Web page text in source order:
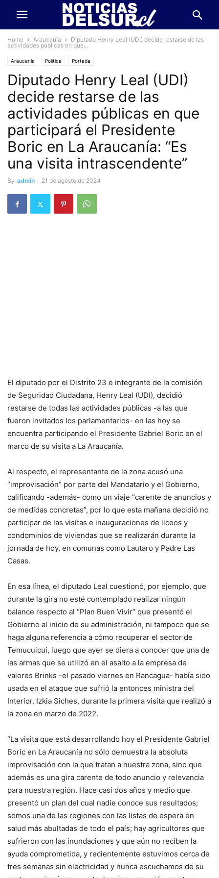
Home Araucanía
Diputado Henry Leal (UDI) decide restarse de las
actividades públicas en que...
Araucanía Politica Portada
Diputado Henry Leal (UDI)
decide restarse de las
actividades públicas en que
participará el Presidente
Boric en La Araucanía: “Es
una visita intrascendente”
By admin - 21 de agosto de 2024
El diputado por el Distrito 23 e integrante de la comisión
de Seguridad Ciudadana, Henry Leal (UDI), decidió
restarse de todas las actividades públicas -a las que
fueron invitados los parlamentarios- en las hoy se
encuentra participando el Presidente Gabriel Boric en el
marco de su visita a La Araucanía.
Al respecto, el representante de la zona acusó una
“improvisación” por parte del Mandatario y el Gobierno,
calificando -además- como un viaje “carente de anuncios y
de medidas concretas”, por lo que esta mañana decidió no
participar de las visitas e inauguraciones de liceos y
condominios de viviendas que se realizarán durante la
jornada de hoy, en comunas como Lautaro y Padre Las
Casas.
En esa línea, el diputado Leal cuestionó, por ejemplo, que
durante la gira no esté contemplado realizar ningún
balance respecto al “Plan Buen Vivir” que presentó el
Gobierno al inicio de su administración, ni tampoco que se
haga alguna referencia a cómo recuperar el sector de
Temucuicui, luego que ayer se diera a conocer que una de
las armas que se utilizó en el asalto a la empresa de
valores Brinks -el pasado viernes en Rancagua- había sido
usada en el ataque que sufrió la entonces ministra del
Interior, Izkia Siches, durante la primera visita que realizó a
la zona en marzo de 2022.
“La visita que está desarrollando hoy el Presidente Gabriel
Boric en La Araucanía no sólo demuestra la absoluta
improvisación con la que tratan a nuestra zona, sino que
además es una gira carente de todo anuncio y relevancia
para nuestra región. Hace casi dos años y medio que
presentó un plan del cual nadie conoce sus resultados;
somos una de las regiones con las listas de espera en
salud más abultadas de todo el país; hay agricultores que
sufrieron con las inundaciones y que aún no reciben la
ayuda comprometida, y recientemente estuvimos cerca de
tres semanas sin electricidad y nunca escuchamos de su